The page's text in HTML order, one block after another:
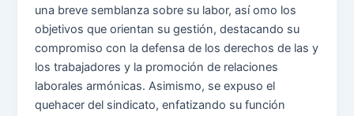
una breve semblanza sobre su labor, así omo los
objetivos que orientan su gestión, destacando su
compromiso con la defensa de los derechos de las y
los trabajadores y la promoción de relaciones
laborales armónicas. Asimismo, se expuso el
quehacer del sindicato, enfatizando su función